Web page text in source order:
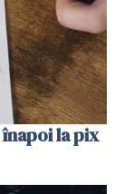
la pix